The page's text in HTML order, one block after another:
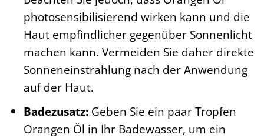
photosensibilisierend wirken kann und die
Haut empfindlicher gegenüber Sonnenlicht
machen kann. Vermeiden Sie daher direkte
Sonneneinstrahlung nach der Anwendung
auf der Haut.
Badezusatz:Geben Sie ein paar Tropfen
Orangen Öl in Ihr Badewasser, um ein